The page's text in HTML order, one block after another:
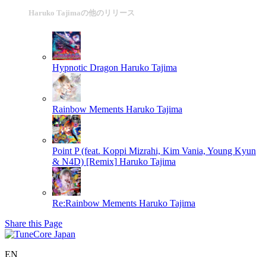
Haruko Tajimaの他のリリース
Hypnotic Dragon Haruko Tajima
Rainbow Mements Haruko Tajima
Point P (feat. Koppi Mizrahi, Kim Vania, Young Kyun
& N4D) [Remix] Haruko Tajima
Re:Rainbow Mements Haruko Tajima
Share this Page
EN